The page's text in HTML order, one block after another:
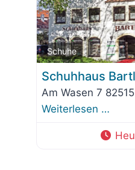
Schuhe
Schuhhaus Bartl
Am Wasen 7
Weiterlesen …